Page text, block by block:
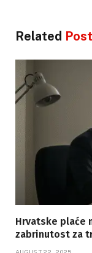
Related
Hrvatske plaće
zabrinutost za